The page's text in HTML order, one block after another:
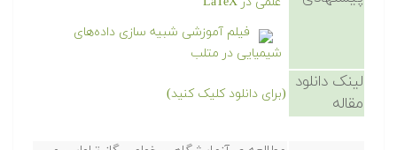
فیلم آموزشی شبیه سازی داده‌های
شیمیایی در متلب
لینک دانلود
مقاله
(برای دانلود کلیک کنید)